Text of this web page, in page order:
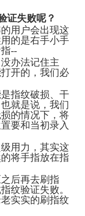
证失败呢？
用户会出现这
的是右手小手
--
办法记住主
开的，我们必
指纹破损、干
就是说，我们
的情况下，将
要和当初录入
用力，其实这
将手指放在指
后再去刷指
纹验证失败。
实实的刷指纹